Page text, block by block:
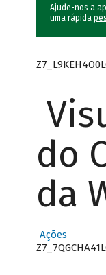
Ajude-nos a
uma rápida
do
da
Ações